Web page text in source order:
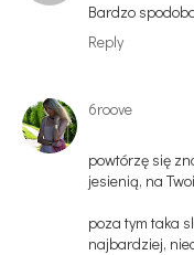
Bardzo
Reply
6roove
powtórzę się
jesienią, na
poza tym taka
najbardziej,